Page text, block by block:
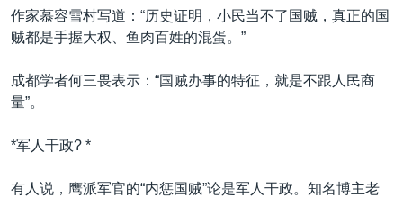
作家慕容雪村写道：“历史证明，小民当不了国贼，真正的国
贼都是手握大权、鱼肉百姓的混蛋。”
成都学者何三畏表示：“国贼办事的特征，就是不跟人民商
量”。
*军人干政? *
有人说，鹰派军官的“内惩国贼”论是军人干政。知名博主老